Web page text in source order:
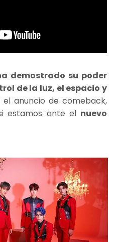
demostrado su poder
de la luz, el espacio y
el anuncio de comeback,
estamos ante el nuevo